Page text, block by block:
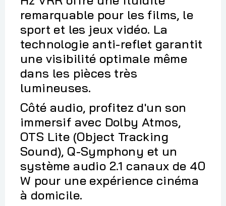
remarquable pour les films, le
sport et les jeux vidéo. La
technologie anti-reflet garantit
une visibilité optimale même
dans les pièces très
lumineuses.
Côté audio, profitez d'un son
immersif avec Dolby Atmos,
OTS Lite (Object Tracking
Sound), Q-Symphony et un
système audio 2.1 canaux de 40
W pour une expérience cinéma
à domicile.